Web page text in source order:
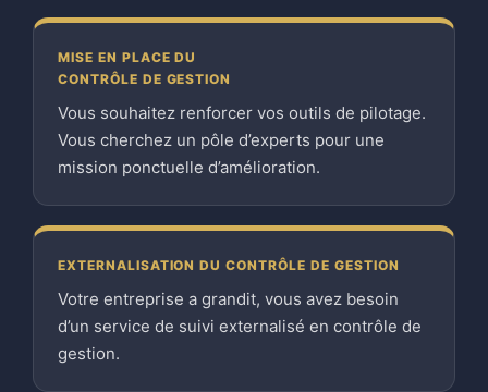
MISE EN PLACE DU
CONTRÔLE DE GESTION
Vous souhaitez renforcer vos outils de pilotage.
Vous cherchez un pôle d’experts pour une
mission ponctuelle d’amélioration.
EXTERNALISATION DU CONTRÔLE DE GESTION
Votre entreprise a grandit, vous avez besoin
d’un service de suivi externalisé en contrôle de
gestion.